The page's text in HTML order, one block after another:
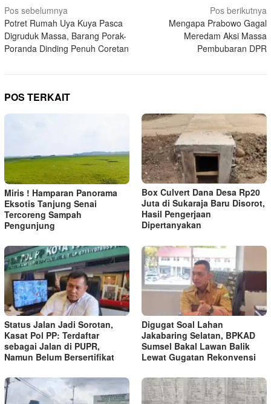
Navigasi
pos
Pos sebelumnya
Potret Rumah Uya Kuya Pasca
Digruduk Massa, Barang Porak-
Poranda Dinding Penuh Coretan
Pos berikutnya
Mengapa Prabowo Gagal
Meredam Aksi Massa
Pembubaran DPR
POS TERKAIT
Miris ! Hamparan Panorama
Eksotis Tanjung Senai
Tercoreng Sampah
Pengunjung
Box Culvert Dana Desa Rp20
Juta di Sukaraja Baru Disorot,
Hasil Pengerjaan
Dipertanyakan
Status Jalan Jadi Sorotan,
Kasat Pol PP: Terdaftar
sebagai Jalan di PUPR,
Namun Belum Bersertifikat
Digugat Soal Lahan
Jakabaring Selatan, BPKAD
Sumsel Bakal Lawan Balik
Lewat Gugatan Rekonvensi